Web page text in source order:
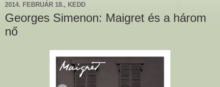
2014. FEBRUÁR 18., KEDD
Georges Simenon: Maigret és a három
nő